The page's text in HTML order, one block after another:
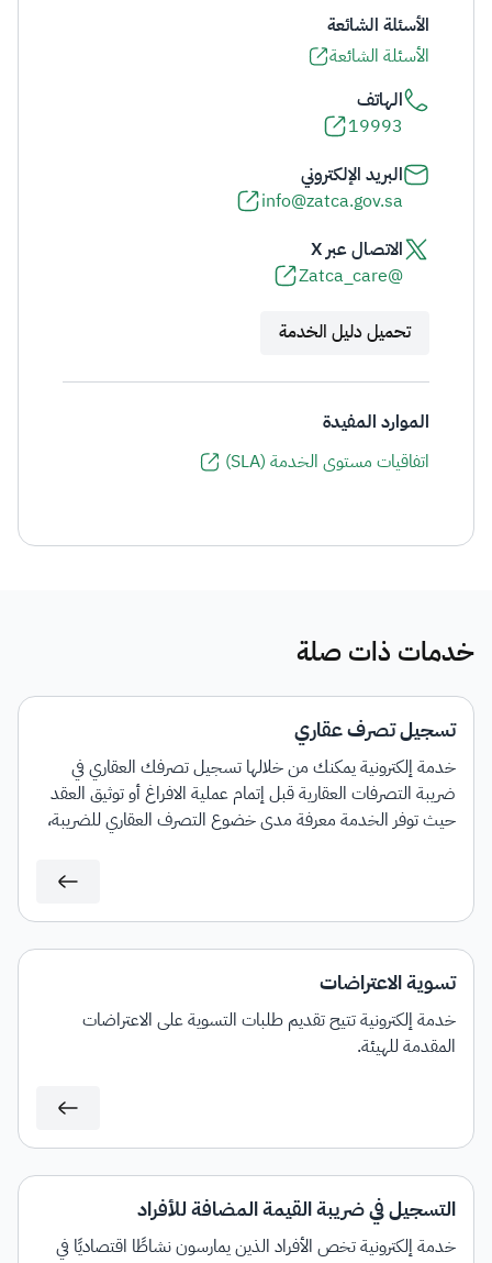
الأسئلة الشائعة
الأسئلة الشائعة
الهاتف
19993
البريد الإلكتروني
info@zatca.gov.sa
الاتصال عبر X
@Zatca_care
تحميل دليل الخدمة
الموارد المفيدة
اتفاقيات مستوى الخدمة (SLA)
خدمات ذات صلة
تسجيل تصرف عقاري
خدمة إلكترونية يمكنك من خلالها تسجيل تصرفك العقاري في
ضريبة التصرفات العقارية قبل إتمام عملية الافراغ أو توثيق العقد
حيث توفر الخدمة معرفة مدى خضوع التصرف العقاري للضريبة،
تسوية الاعتراضات
خدمة إلكترونية تتيح تقديم طلبات التسوية على الاعتراضات
المقدمة للهيئة.
التسجيل في ضريبة القيمة المضافة للأفراد
خدمة إلكترونية تخص الأفراد الذين يمارسون نشاطًا اقتصاديًا في